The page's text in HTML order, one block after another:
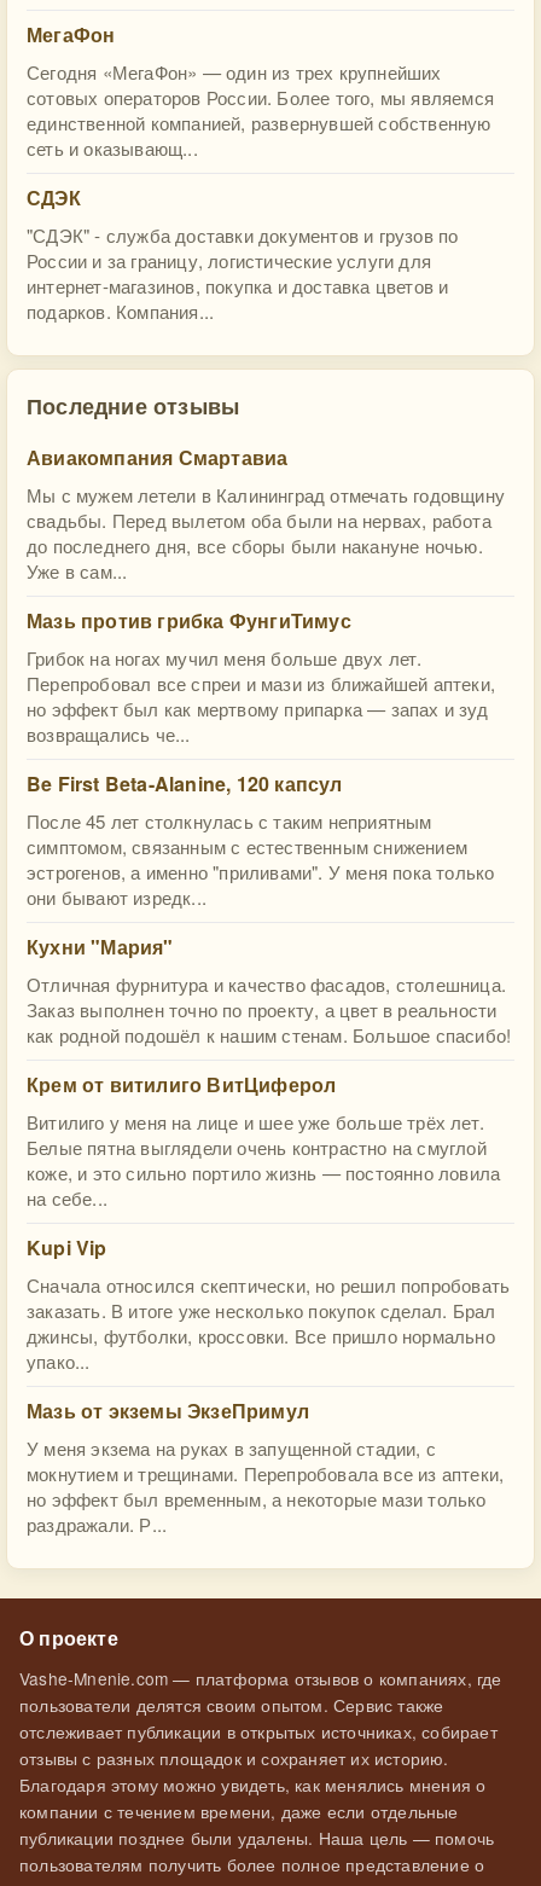
МегаФон
Сегодня «МегаФон» — один из трех крупнейших
сотовых операторов России. Более того, мы являемся
единственной компанией, развернувшей собственную
сеть и оказывающ...
СДЭК
"СДЭК" - служба доставки документов и грузов по
России и за границу, логистические услуги для
интернет-магазинов, покупка и доставка цветов и
подарков. Компания...
Последние отзывы
Авиакомпания Смартавиа
Мы с мужем летели в Калининград отмечать годовщину
свадьбы. Перед вылетом оба были на нервах, работа
до последнего дня, все сборы были накануне ночью.
Уже в сам...
Мазь против грибка ФунгиТимус
Грибок на ногах мучил меня больше двух лет.
Перепробовал все спреи и мази из ближайшей аптеки,
но эффект был как мертвому припарка — запах и зуд
возвращались че...
Be First Beta-Alanine, 120 капсул
После 45 лет столкнулась с таким неприятным
симптомом, связанным с естественным снижением
эстрогенов, а именно "приливами". У меня пока только
они бывают изредк...
Кухни "Мария"
Отличная фурнитура и качество фасадов, столешница.
Заказ выполнен точно по проекту, а цвет в реальности
как родной подошёл к нашим стенам. Большое спасибо!
Крем от витилиго ВитЦиферол
Витилиго у меня на лице и шее уже больше трёх лет.
Белые пятна выглядели очень контрастно на смуглой
коже, и это сильно портило жизнь — постоянно ловила
на себе...
Kupi Vip
Сначала относился скептически, но решил попробовать
заказать. В итоге уже несколько покупок сделал. Брал
джинсы, футболки, кроссовки. Все пришло нормально
упако...
Мазь от экземы ЭкзеПримул
У меня экзема на руках в запущенной стадии, с
мокнутием и трещинами. Перепробовала все из аптеки,
но эффект был временным, а некоторые мази только
раздражали. Р...
О проекте
Vashe-Mnenie.com — платформа отзывов о компаниях, где
пользователи делятся своим опытом. Сервис также
отслеживает публикации в открытых источниках, собирает
отзывы с разных площадок и сохраняет их историю.
Благодаря этому можно увидеть, как менялись мнения о
компании с течением времени, даже если отдельные
публикации позднее были удалены. Наша цель — помочь
пользователям получить более полное представление о